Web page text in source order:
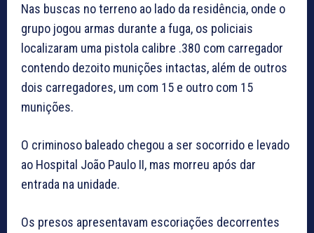
Nas buscas no terreno ao lado da residência, onde o
grupo jogou armas durante a fuga, os policiais
localizaram uma pistola calibre .380 com carregador
contendo dezoito munições intactas, além de outros
dois carregadores, um com 15 e outro com 15
munições.
O criminoso baleado chegou a ser socorrido e levado
ao Hospital João Paulo II, mas morreu após dar
entrada na unidade.
Os presos apresentavam escoriações decorrentes